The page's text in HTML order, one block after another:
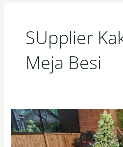
SUpplier
Meja Besi
Kaki Kursi Meja Besi Langsung